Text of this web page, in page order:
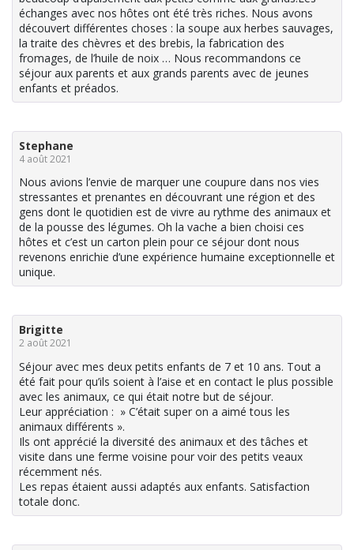
échanges avec nos hôtes ont été très riches. Nous avons
découvert différentes choses : la soupe aux herbes sauvages,
la traite des chèvres et des brebis, la fabrication des
fromages, de l’huile de noix … Nous recommandons ce
séjour aux parents et aux grands parents avec de jeunes
enfants et préados.
Stephane
4 août 2021
Nous avions l’envie de marquer une coupure dans nos vies
stressantes et prenantes en découvrant une région et des
gens dont le quotidien est de vivre au rythme des animaux et
de la pousse des légumes. Oh la vache a bien choisi ces
hôtes et c’est un carton plein pour ce séjour dont nous
revenons enrichie d’une expérience humaine exceptionnelle et
unique.
Brigitte
2 août 2021
Séjour avec mes deux petits enfants de 7 et 10 ans. Tout a
été fait pour qu’ils soient à l’aise et en contact le plus possible
avec les animaux, ce qui était notre but de séjour.
Leur appréciation : » C’était super on a aimé tous les
animaux différents ».
Ils ont apprécié la diversité des animaux et des tâches et
visite dans une ferme voisine pour voir des petits veaux
récemment nés.
Les repas étaient aussi adaptés aux enfants. Satisfaction
totale donc.